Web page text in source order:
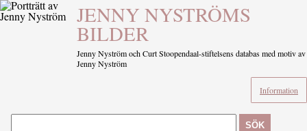
JENNY NYSTRÖMS
BILDER
Jenny Nyström och Curt Stoopendaal-stiftelsens databas med motiv av
Jenny Nyström
Information
SÖK